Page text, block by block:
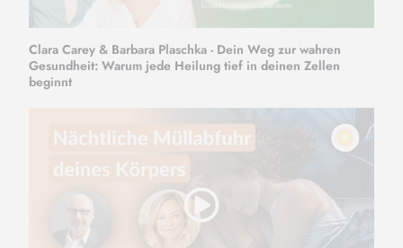
Clara Carey & Barbara Plaschka - Dein Weg zur wahren
Gesundheit: Warum jede Heilung tief in deinen Zellen
beginnt